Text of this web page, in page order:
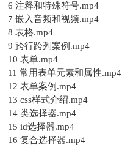
6 注释和特殊符号.mp4
7 嵌入音频和视频.mp4
8 表格.mp4
9 跨行跨列案例.mp4
10 表单.mp4
11 常用表单元素和属性.mp4
12 表单案例.mp4
13 css样式介绍.mp4
14 类选择器.mp4
15 id选择器.mp4
16 复合选择器.mp4